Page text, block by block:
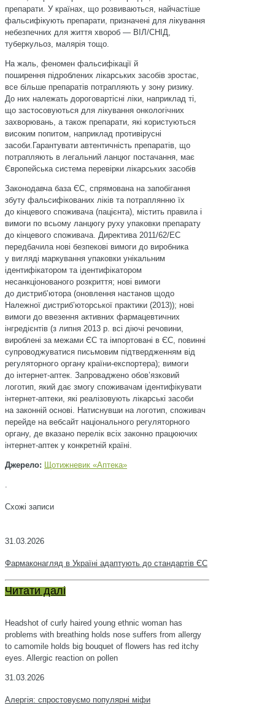
препарати. У країнах, що розвиваються, найчастіше
фальсифікують препарати, призначені для лікування
небезпечних для життя хвороб — ВІЛ/СНІД,
туберкульоз, малярія тощо.
На жаль, феномен фальсифікації й
поширення підроб­лених лікарських засобів зростає,
все більше препаратів потрапляють у зону ризику.
До них належать дороговартісні ліки, наприклад ті,
що застосовуються для лікування онкологічних
захворювань, а також препарати, які користуються
високим попитом, наприклад противірусні
засоби.Гарантувати автентичність препаратів, що
потрапляють в легальний ланцюг постачання, має
Європейська система перевірки лікарських засобів
Законодавча база ЄС, спрямована на запобігання
збуту фальсифікованих ліків та потраплянню їх
до кінцевого споживача (пацієнта), містить правила і
вимоги по всьому ланцюгу руху упаковки препарату
до кінцевого споживача. Директива 2011/62/ЕС
передбачила нові безпекові вимоги до виробника
у вигляді маркування упаковки унікальним
ідентифікатором та ідентифікатором
несанкціонованого розкриття; нові вимоги
до дистриб’ютора (оновлення настанов щодо
Належної дистриб’юторської практики (2013)); нові
вимоги до ввезення активних фармацевтичних
інгредієнтів (з липня 2013 р. всі діючі речовини,
вироб­лені за межами ЄС та імпортовані в ЄС, повинні
супроводжуватися письмовим підтвердженням від
регуляторного органу країни-експортера); вимоги
до інтернет-аптек. Запроваджено обов’язковий
логотип, який дає змогу споживачам ідентифікувати
інтернет-аптеки, які реалізовують лікарські засоби
на законній основі. Натиснувши на логотип, споживач
перейде на вебсайт національного регуляторного
органу, де вказано перелік всіх законно працюючих
інтернет-аптек у конкретній країні.
Джерело: Щотижневик «Аптека»
.
Схожі записи
31.03.2026
Фармаконагляд в Україні адаптують до стандартів ЄС
Читати далі
Headshot of curly haired young ethnic woman has
problems with breathing holds nose suffers from allergy
to camomile holds big bouquet of flowers has red itchy
eyes. Allergic reaction on pollen
31.03.2026
Алергія: спростовуємо популярні міфи